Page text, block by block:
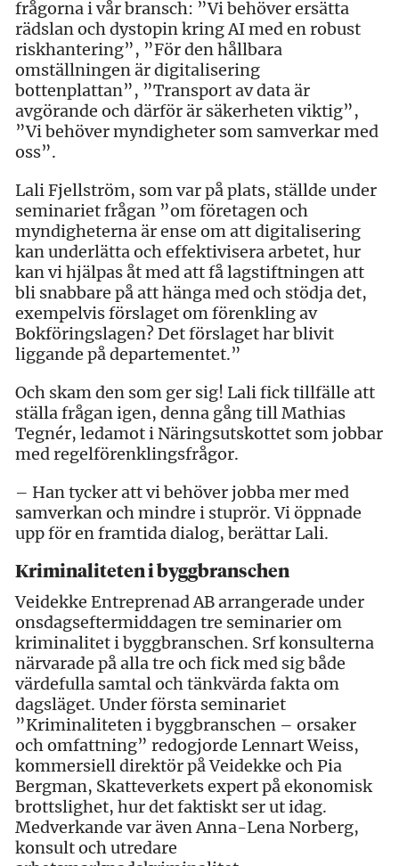
frågorna i vår bransch: ”Vi behöver ersätta
rädslan och dystopin kring AI med en robust
riskhantering”, ”För den hållbara
omställningen är digitalisering
bottenplattan”, ”Transport av data är
avgörande och därför är säkerheten viktig”,
”Vi behöver myndigheter som samverkar med
oss”.
Lali Fjellström, som var på plats, ställde under
seminariet frågan ”om företagen och
myndigheterna är ense om att digitalisering
kan underlätta och effektivisera arbetet, hur
kan vi hjälpas åt med att få lagstiftningen att
bli snabbare på att hänga med och stödja det,
exempelvis förslaget om förenkling av
Bokföringslagen? Det förslaget har blivit
liggande på departementet.”
Och skam den som ger sig! Lali fick tillfälle att
ställa frågan igen, denna gång till Mathias
Tegnér, ledamot i Näringsutskottet som jobbar
med regelförenklingsfrågor.
– Han tycker att vi behöver jobba mer med
samverkan och mindre i stuprör. Vi öppnade
upp för en framtida dialog, berättar Lali.
Kriminaliteten i byggbranschen
Veidekke Entreprenad AB arrangerade under
onsdagseftermiddagen tre seminarier om
kriminalitet i byggbranschen. Srf konsulterna
närvarade på alla tre och fick med sig både
värdefulla samtal och tänkvärda fakta om
dagsläget. Under första seminariet
”Kriminaliteten i byggbranschen – orsaker
och omfattning” redogjorde Lennart Weiss,
kommersiell direktör på Veidekke och Pia
Bergman, Skatteverkets expert på ekonomisk
brottslighet, hur det faktiskt ser ut idag.
Medverkande var även Anna-Lena Norberg,
konsult och utredare